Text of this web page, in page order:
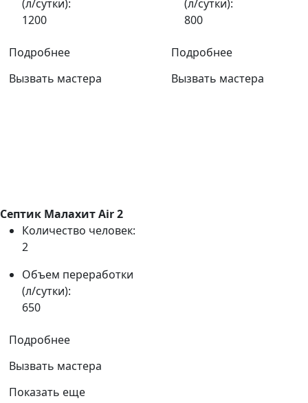
(л/сутки):
1200
Подробнее
Вызвать мастера
(л/сутки):
800
Подробнее
Вызвать мастера
Септик Малахит Air 2
Количество человек:
2
Объем переработки
(л/сутки):
650
Подробнее
Вызвать мастера
Показать еще